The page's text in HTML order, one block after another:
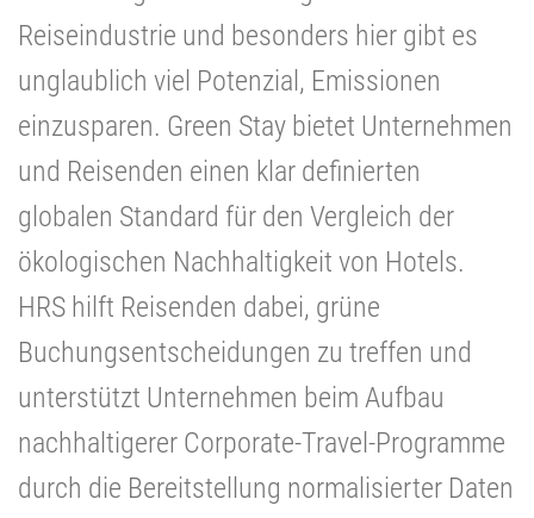
Reiseindustrie und besonders hier gibt es
unglaublich viel Potenzial, Emissionen
einzusparen. Green Stay bietet Unternehmen
und Reisenden einen klar definierten
globalen Standard für den Vergleich der
ökologischen Nachhaltigkeit von Hotels.
HRS hilft Reisenden dabei, grüne
Buchungsentscheidungen zu treffen und
unterstützt Unternehmen beim Aufbau
nachhaltigerer Corporate-Travel-Programme
durch die Bereitstellung normalisierter Daten